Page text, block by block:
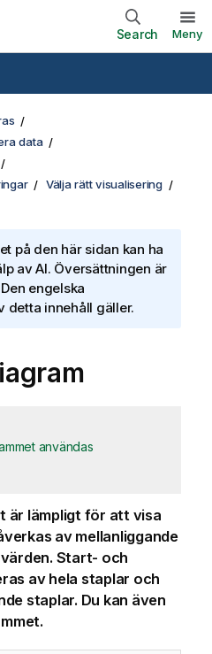
Search Meny
data
Välja rätt visualisering
på den här sidan kan ha
av AI. Översättningen är
engelska
detta innehåll gäller.
användas
är lämpligt för att visa
av mellanliggande
Start- och
av hela staplar och
staplar. Du kan även